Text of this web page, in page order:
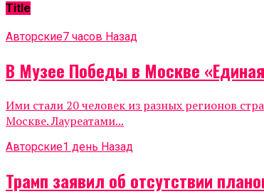
Title
Авторские7 часов Назад
В Музее Победы в Москве
Ими стали 20 человек из разных регионов
Москве. Лауреатами...
Авторские1 день Назад
Трамп заявил об отсутствии